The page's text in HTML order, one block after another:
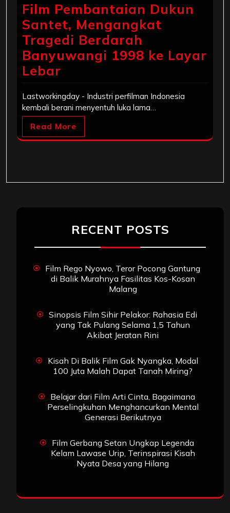
Film Pembantaian Dukun
Santet, Mengangkat
Tragedi Berdarah
Banyuwangi 1998 ke Layar
Lebar
Lastworkingday - Industri perfilman Indonesia
kembali berani menyentuh luka lama…
Read More
RECENT POSTS
Film Rego Nyowo, Teror Pocong Gantung
di Balik Murahnya Fasilitas Kos-Kosan
Malang
Sinopsis Film Sihir Pelakor: Rahasia Edi
yang Tak Pulang Selama 1,5 Tahun
Akibat Jeratan Rini
Kisah Di Balik Film Gak Nyangka, Modal
100 Juta Malah Dapat Tanah Miring?
Belajar dari Film Arti Cinta, Bagaimana
Perselingkuhan Menghancurkan Mental
Generasi Berikutnya
Film Gerbang Setan Ungkap Legenda
Kelam Lawase Urip, Terinspirasi Kisah
Nyata Desa yang Hilang